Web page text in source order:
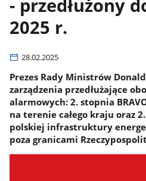
- przedłużony
2025 r.
28.02.2025
Prezes Rady Ministrów
zarządzenia przedłużające
alarmowych: 2. stopnia
na terenie całego kraju oraz
polskiej infrastruktury
poza granicami